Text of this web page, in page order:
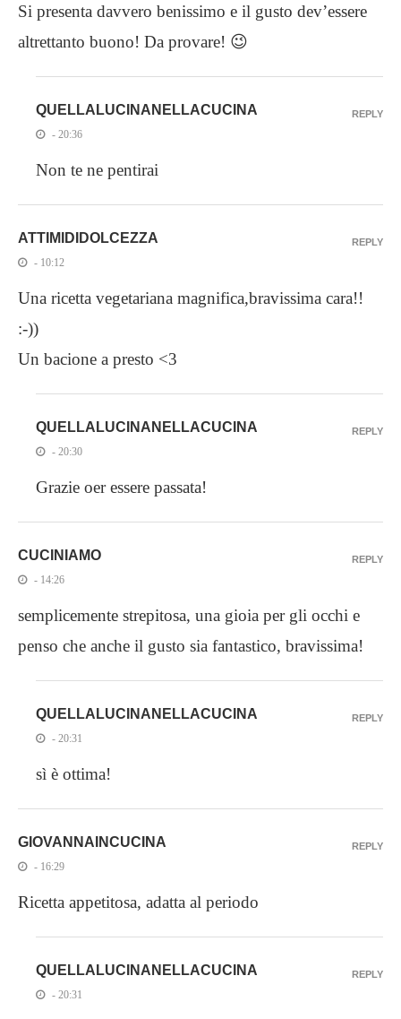
Si presenta davvero benissimo e il gusto dev’essere
altrettanto buono! Da provare! 😉
QUELLALUCINANELLACUCINA
- 20:36
Non te ne pentirai
REPLY
ATTIMIDIDOLCEZZA
- 10:12
Una ricetta vegetariana magnifica,bravissima cara!!
:-))
Un bacione a presto <3
REPLY
QUELLALUCINANELLACUCINA
- 20:30
Grazie oer essere passata!
REPLY
CUCINIAMO
- 14:26
semplicemente strepitosa, una gioia per gli occhi e
penso che anche il gusto sia fantastico, bravissima!
REPLY
QUELLALUCINANELLACUCINA
- 20:31
sì è ottima!
REPLY
GIOVANNAINCUCINA
- 16:29
Ricetta appetitosa, adatta al periodo
REPLY
QUELLALUCINANELLACUCINA
- 20:31
REPLY